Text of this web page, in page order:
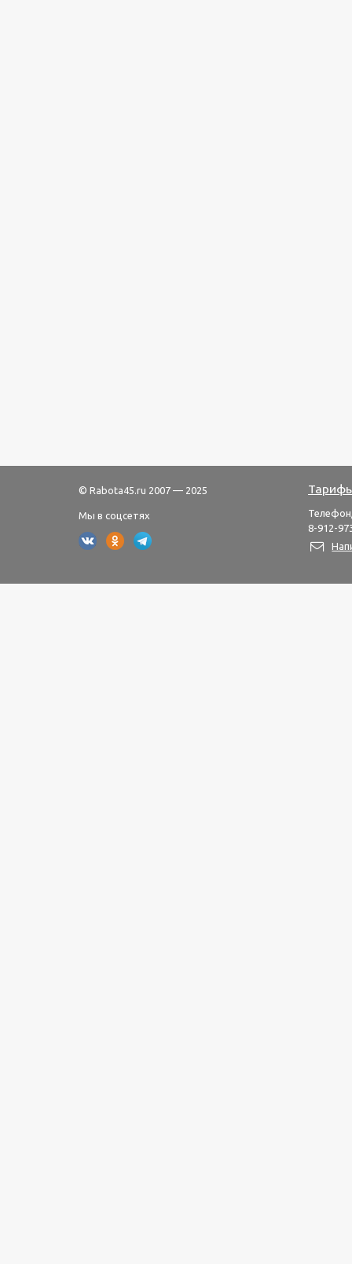
© Rabota45.ru 2007 — 2025
Мы в соцсетях
8-912-